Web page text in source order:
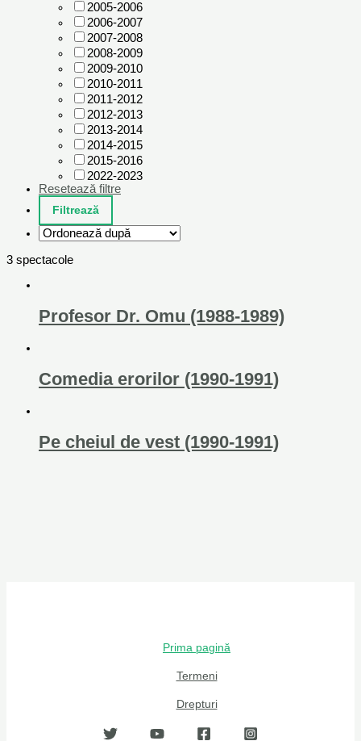
2005-2006
2006-2007
2007-2008
2008-2009
2009-2010
2010-2011
2011-2012
2012-2013
2013-2014
2014-2015
2015-2016
2022-2023
Resetează filtre
3 spectacole
Profesor Dr. Omu (1988-1989)
Comedia erorilor (1990-1991)
Pe cheiul de vest (1990-1991)
Prima pagină
Termeni
Drepturi